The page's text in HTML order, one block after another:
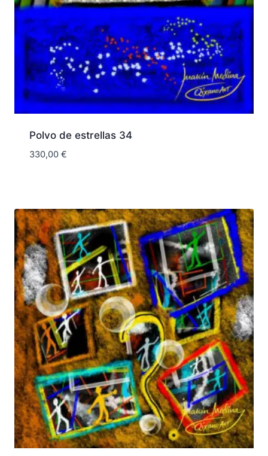
Polvo de estrellas 34
330,00 €